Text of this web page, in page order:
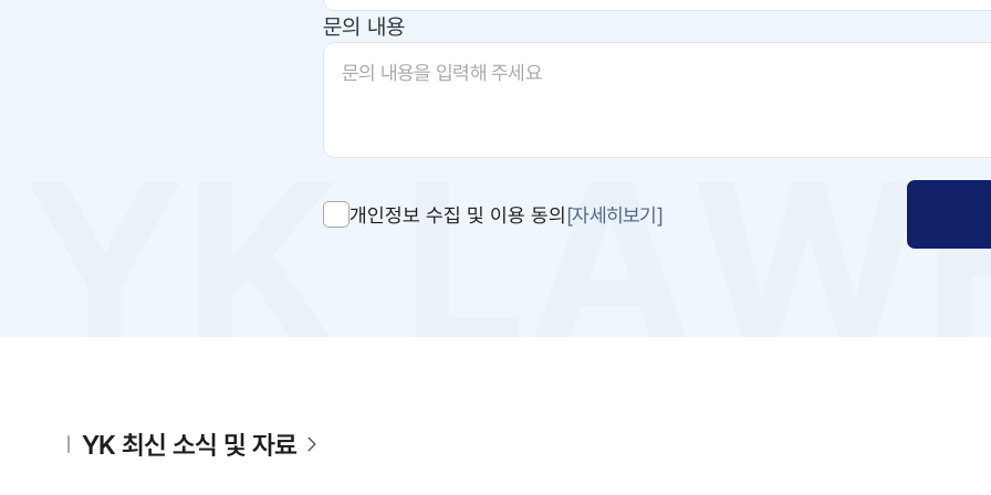
문의 내용
개인정보 수집 및 이용 동의[자세히보기]
YK 최신 소식 및 자료